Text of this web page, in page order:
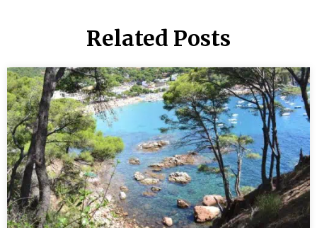
Related Posts